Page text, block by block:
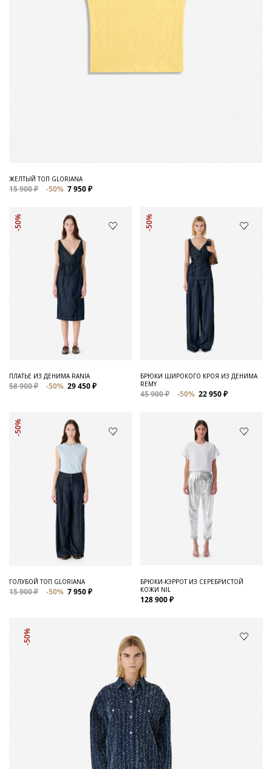
ЖЕЛТЫЙ ТОП GLORIANA
15 900 ₽ -50% 7 950 ₽
-50%
ПЛАТЬЕ ИЗ ДЕНИМА RANIA
58 900 ₽ -50% 29 450 ₽
-50%
БРЮКИ ШИРОКОГО КРОЯ ИЗ ДЕНИМА
REMY
45 900 ₽ -50% 22 950 ₽
-50%
ГОЛУБОЙ ТОП GLORIANA
15 900 ₽ -50% 7 950 ₽
БРЮКИ-КЭРРОТ ИЗ СЕРЕБРИСТОЙ
КОЖИ NIL
128 900 ₽
-50%